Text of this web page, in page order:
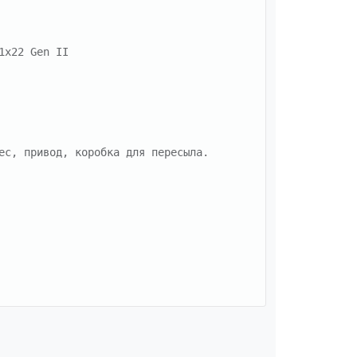
Gen II
привод, коробка для пересыла.